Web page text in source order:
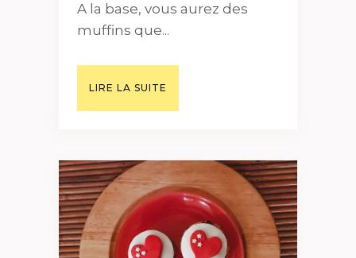
A la base, vous aurez des
muffins que...
LIRE LA SUITE